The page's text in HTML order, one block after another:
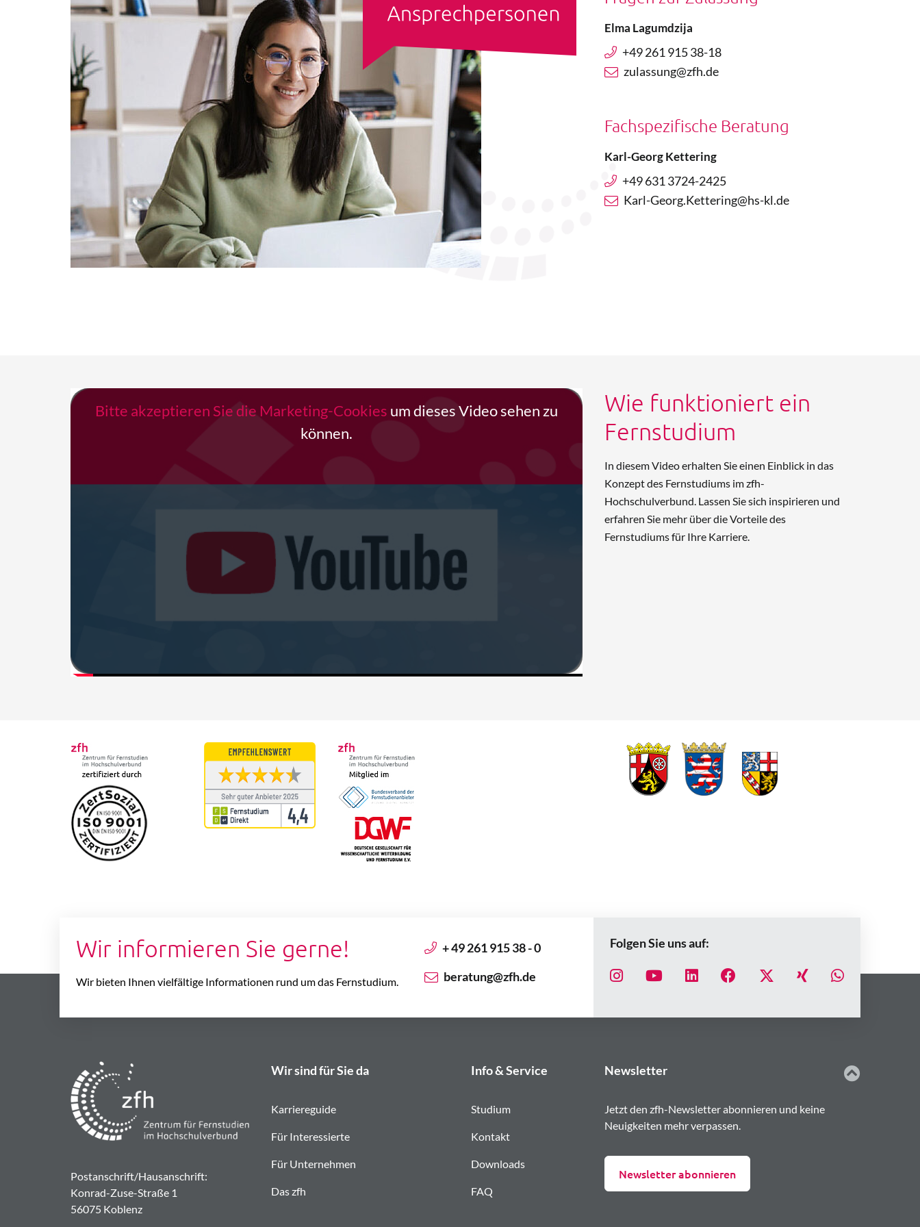
Elma Lagumdzija
+49 261 915 38-18
zulassung@zfh.de
Fachspezifische Beratung
Karl-Georg Kettering
+49 631 3724-2425
Karl-Georg.Kettering@hs-kl.de
Bitte akzeptieren Sie die Marketing-Cookies um dieses Video sehen zu
können.
Wie funktioniert ein
Fernstudium
In diesem Video erhalten Sie einen Einblick in das
Konzept des Fernstudiums im zfh-
Hochschulverbund. Lassen Sie sich inspirieren und
erfahren Sie mehr über die Vorteile des
Fernstudiums für Ihre Karriere.
Wir informieren Sie gerne!
Wir bieten Ihnen vielfältige Informationen rund um das Fernstudium.
+ 49 261 915 38 - 0
beratung@zfh.de
Folgen Sie uns auf:
Postanschrift/Hausanschrift:
Konrad-Zuse-Straße 1
56075 Koblenz
Wir sind für Sie da
Karriereguide
Für Interessierte
Für Unternehmen
Das zfh
Info & Service
Studium
Kontakt
Downloads
FAQ
Newsletter
Jetzt den zfh-Newsletter abonnieren und keine
Neuigkeiten mehr verpassen.
Newsletter abonnieren